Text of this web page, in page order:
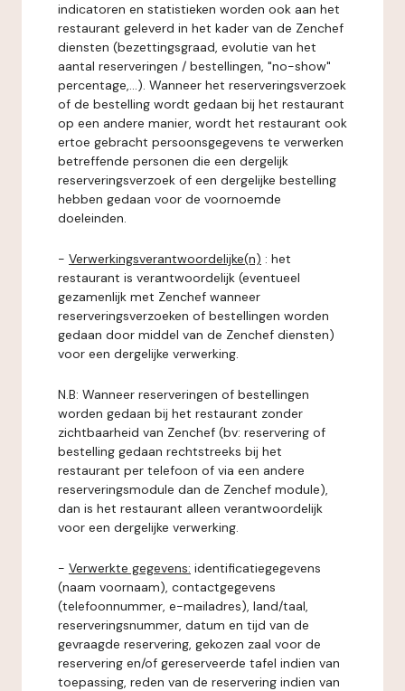
indicatoren en statistieken worden ook aan het
restaurant geleverd in het kader van de Zenchef
diensten (bezettingsgraad, evolutie van het
aantal reserveringen / bestellingen, "no-show"
percentage,...). Wanneer het reserveringsverzoek
of de bestelling wordt gedaan bij het restaurant
op een andere manier, wordt het restaurant ook
ertoe gebracht persoonsgegevens te verwerken
betreffende personen die een dergelijk
reserveringsverzoek of een dergelijke bestelling
hebben gedaan voor de voornoemde
doeleinden.
- Verwerkingsverantwoordelijke(n) : het
restaurant is verantwoordelijk (eventueel
gezamenlijk met Zenchef wanneer
reserveringsverzoeken of bestellingen worden
gedaan door middel van de Zenchef diensten)
voor een dergelijke verwerking.
N.B: Wanneer reserveringen of bestellingen
worden gedaan bij het restaurant zonder
zichtbaarheid van Zenchef (bv: reservering of
bestelling gedaan rechtstreeks bij het
restaurant per telefoon of via een andere
reserveringsmodule dan de Zenchef module),
dan is het restaurant alleen verantwoordelijk
voor een dergelijke verwerking.
- Verwerkte gegevens: identificatiegegevens
(naam voornaam), contactgegevens
(telefoonnummer, e-mailadres), land/taal,
reserveringsnummer, datum en tijd van de
gevraagde reservering, gekozen zaal voor de
reservering en/of gereserveerde tafel indien van
toepassing, reden van de reservering indien van